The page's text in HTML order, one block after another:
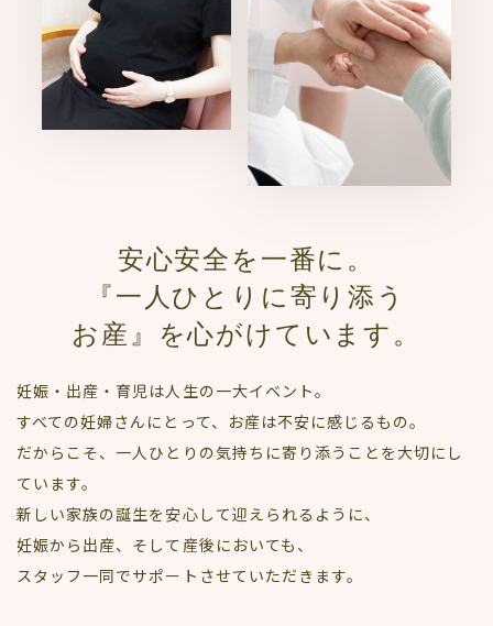
安心安全を一番に。
『一人ひとりに寄り添う
お産』を心がけています。
妊娠・出産・育児は人生の一大イベント。
すべての妊婦さんにとって、お産は不安に感じるもの。
だからこそ、一人ひとりの気持ちに寄り添うことを大切にし
ています。
新しい家族の誕生を安心して迎えられるように、
妊娠から出産、そして産後においても、
スタッフ一同でサポートさせていただきます。